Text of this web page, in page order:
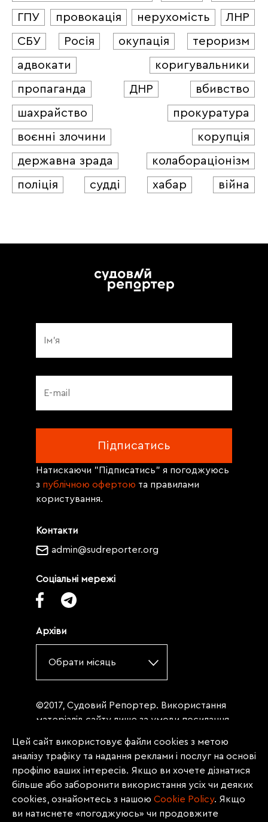
ГПУ
провокація нерухомість
ЛНР
СБУ
Росія окупація
тероризм
адвокати
коригувальники
пропаганда
ДНР
вбивство
шахрайство
прокуратура
воєнні злочини
корупція
державна зрада
колабораціонізм
поліція
судді хабар війна
Контакти
admin@sudreporter.org
Соціальні мережі
Архіви
Обрати місяць
Натискаючи "Підписатись" я погоджуюсь
з публічною офертою та правилами
користування.
©2017, Судовий Репортер. Використання
матеріалів сайту лише за умови посилання
«Судовий репортер» не нижче третього
абзацу. Матеріали, щодо яких міститься
заборона на повну републікацію
(передрук, копіювання, відтворення або
інше використання), заборонено
Цей сайт використовує файли cookies з метою
аналізу трафіку та надання реклами і послуг на основі
профілю ваших інтересів. Якщо ви хочете дізнатися
більше або заборонити використання усіх чи деяких
cookies, ознайомтесь з нашою Сookie Policy. Якщо
ви натиснете «погоджуюсь» чи продовжите